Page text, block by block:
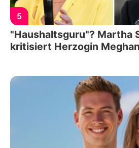
5
"Haushaltsguru"? Martha
kritisiert Herzogin Meghan